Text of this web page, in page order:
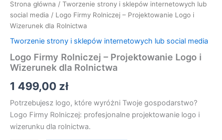
Strona główna / Tworzenie strony i sklepów internetowych lub
social media / Logo Firmy Rolniczej – Projektowanie Logo i
Wizerunek dla Rolnictwa
Tworzenie strony i sklepów internetowych lub social media
Logo Firmy Rolniczej – Projektowanie Logo i
Wizerunek dla Rolnictwa
1 499,00 zł
Potrzebujesz logo, które wyróżni Twoje gospodarstwo?
Logo Firmy Rolniczej: profesjonalne projektowanie logo i
wizerunku dla rolnictwa.